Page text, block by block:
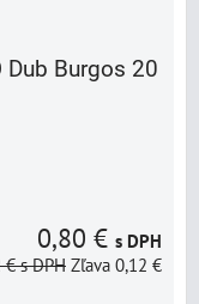
Dub Burgos 20
0,80 € s DPH
€s DPH Zľava 0,12 €